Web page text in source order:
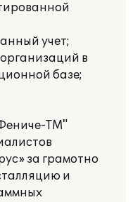
учет;
организаций в
базе;
ТМ"
за грамотно
и